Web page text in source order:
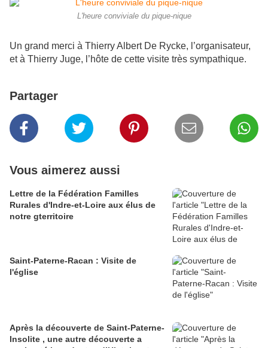
L'heure conviviale du pique-nique
Un grand merci à Thierry Albert De Rycke, l’organisateur,
et à Thierry Juge, l’hôte de cette visite très sympathique.
Partager
Vous aimerez aussi
Lettre de la Fédération Familles
Rurales d'Indre-et-Loire aux élus de
notre gterritoire
Saint-Paterne-Racan : Visite de
l'église
Après la découverte de Saint-Paterne-
Insolite , une autre découverte a